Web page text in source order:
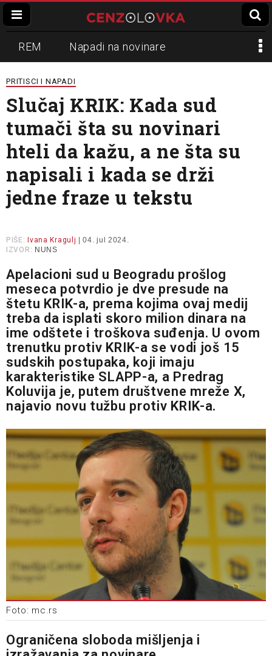
REM Napadi na novinare
Zvučni top
Propaganda Lokalni mediji
Informer Slavko Ćuruvija
PRITISCI I NAPADI
Slučaj KRIK: Kada sud
tumači šta su novinari
hteli da kažu, a ne šta su
napisali i kada se drži
jedne fraze u tekstu
PIŠE: Ivana Kragulj | 04. jul 2024.
IZVOR: NUNS
Apelacioni sud u Beogradu prošlog
meseca potvrdio je dve presude na
štetu KRIK-a, prema kojima ovaj medij
treba da isplati skoro milion dinara na
ime odštete i troškova suđenja. U ovom
trenutku protiv KRIK-a se vodi još 15
sudskih postupaka, koji imaju
karakteristike SLAPP-a, a Predrag
Koluvija je, putem društvene mreže X,
najavio novu tužbu protiv KRIK-a.
Foto: mc.rs
Ograničena sloboda mišljenja i